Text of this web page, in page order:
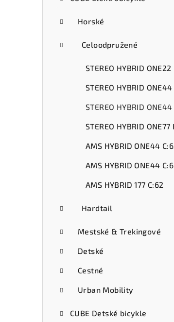
Horské
Celoodpružené
STEREO HYBRID ONE22
STEREO HYBRID ONE44
STEREO HYBRID ONE44
STEREO HYBRID ONE77
AMS HYBRID ONE44
AMS HYBRID ONE44
AMS HYBRID 177 C:62
Hardtail
Mestské & Trekingové
Detské
Cestné
Urban Mobility
CUBE Detské bicykle